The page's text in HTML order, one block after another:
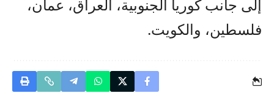
إلى جانب كوريا الجنوبية، العراق، عمان،
فلسطين، والكويت.